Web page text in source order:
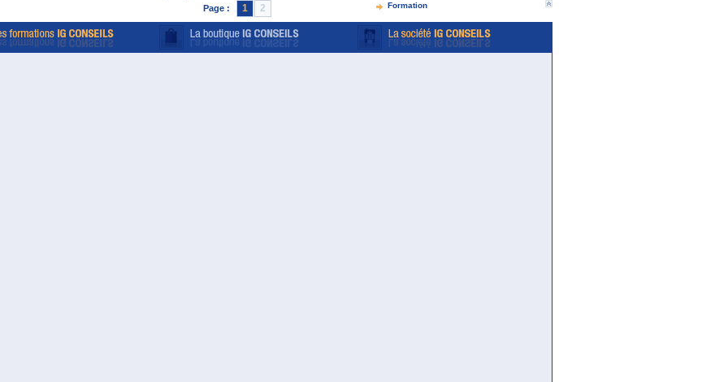
Formation
Page : 1 2